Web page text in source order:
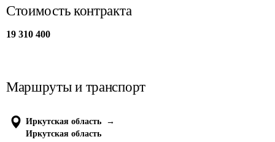
Стоимость контракта
19 310 400
Маршруты и транспорт
Иркутская область
→
Иркутская область